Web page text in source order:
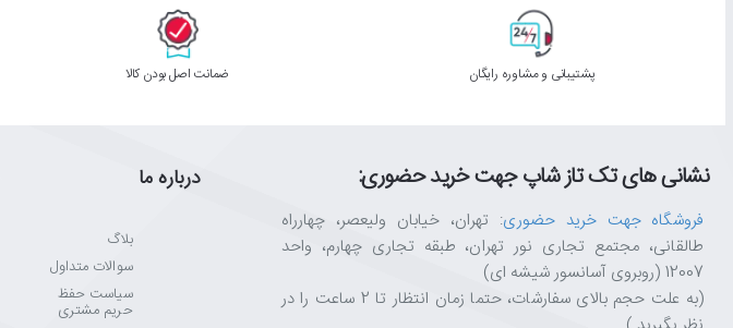
پشتیبانی و مشاوره رایگان ﺿﻤﺎﻧﺖ اﺻﻞ ﺑﻮدن ﮐﺎﻟﺎ
نشانی های تک تاز شاپ جهت خرید حضوری:
فروشگاه جهت خرید حضوری: تهران، خیابان ولیعصر، چهارراه
طالقانی، مجتمع تجاری نور تهران، طبقه تجاری چهارم، واحد
12007 (روبروی آسانسور شیشه ای)
(به علت حجم بالای سفارشات، حتما زمان انتظار تا 2 ساعت را در
درباره ما
بلاگ
سوالات متداول
سیاست حفظ
حریم مشتری